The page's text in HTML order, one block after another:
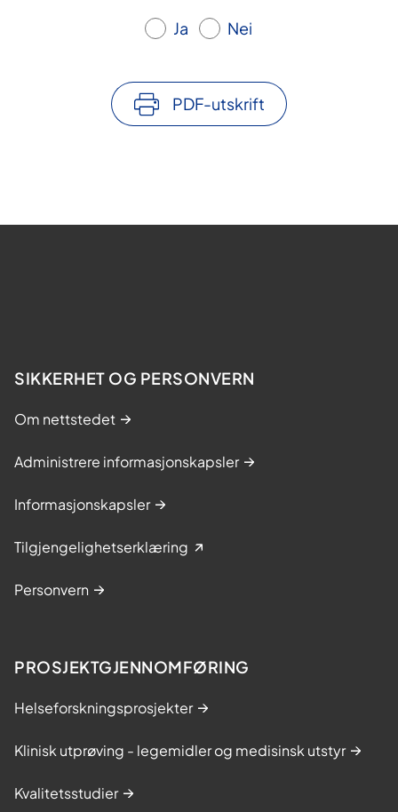
Ja Nei
PDF-utskrift
SIKKERHET OG PERSONVERN
Om nettstedet
Administrere informasjonskapsler
Informasjonskapsler
Tilgjengelighetserklæring
Personvern
PROSJEKTGJENNOMFØRING
Helseforskningsprosjekter
Klinisk utprøving - legemidler og medisinsk utstyr
Kvalitetsstudier